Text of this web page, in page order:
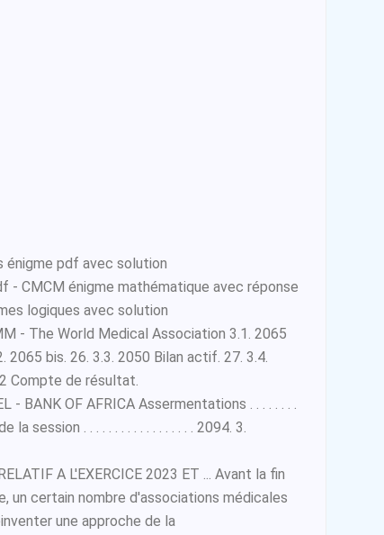
énigme pdf avec solution
- CMCM énigme mathématique avec réponse
logiques avec solution
- The World Medical Association 3.1. 2065
bis. 26. 3.3. 2050 Bilan actif. 27. 3.4.
Compte de résultat.
- BANK OF AFRICA Assermentations . . . . . . . .
la session . . . . . . . . . . . . . . . . . . 2094. 3.
A L'EXERCICE 2023 ET ... Avant la fin
un certain nombre d'associations médicales
une approche de la